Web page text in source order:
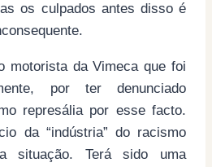
os culpados antes disso é
motorista da Vimeca que foi
por ter denunciado
represália por esse facto.
da “indústria” do racismo
situação. Terá sido uma